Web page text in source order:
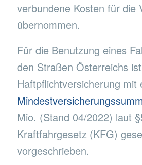
verbundene Kosten für die
übernommen.
Für die Benutzung eines
den Straßen Österreichs
Haftpflichtversicherung mit
Mio. (Stand 04/2022) laut
Kraftfahrgesetz (KFG)
vorgeschrieben.